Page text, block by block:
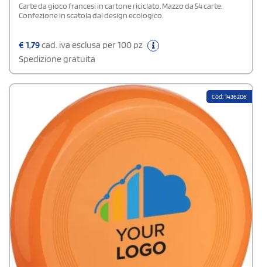
Carte da gioco francesi in cartone riciclato. Mazzo da 54 carte.
Confezione in scatola dal design ecologico.
€1,79cad. iva esclusa per 100 pz
Spedizione gratuita
Cod: 1436206